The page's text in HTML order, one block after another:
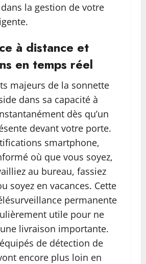
la gestion de votre
à distance et
en temps réel
majeurs de la sonnette
dans sa capacité à
dès qu’un
devant votre porte.
smartphone,
où que vous soyez,
au bureau, fassiez
soyez en vacances. Cette
permanente
utile pour ne
livraison importante.
de détection de
encore plus loin en